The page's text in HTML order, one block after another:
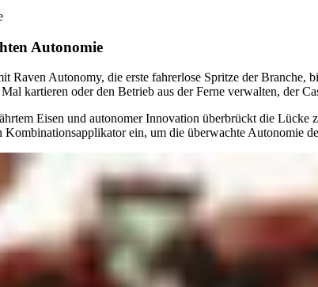
Autonomie
Raven Autonomy, die erste fahrerlose Spritze der
kartieren oder den Betrieb aus der Ferne verwalten, der
Eisen und autonomer Innovation überbrückt die
Kombinationsapplikator ein, um die überwachte Autonomie